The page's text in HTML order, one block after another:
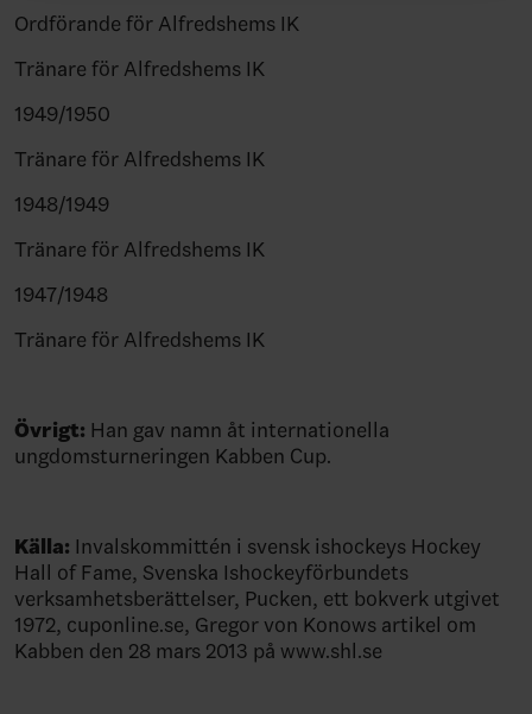
Ordförande för Alfredshems IK
Tränare för Alfredshems IK
1949/1950
Tränare för Alfredshems IK
1948/1949
Tränare för Alfredshems IK
1947/1948
Tränare för Alfredshems IK
Övrigt: Han gav namn åt internationella
ungdomsturneringen Kabben Cup.
Källa: Invalskommittén i svensk ishockeys Hockey
Hall of Fame, Svenska Ishockeyförbundets
verksamhetsberättelser, Pucken, ett bokverk utgivet
1972, cuponline.se, Gregor von Konows artikel om
Kabben den 28 mars 2013 på www.shl.se